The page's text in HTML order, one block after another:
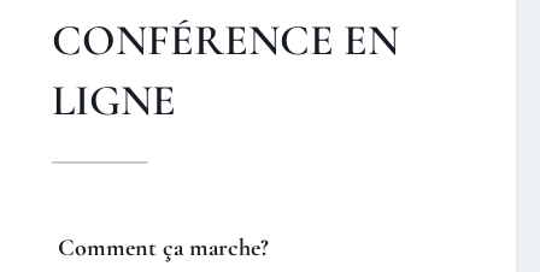
CONFÉRENCE EN
LIGNE
Comment ça marche?